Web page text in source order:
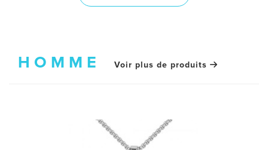
PORTES-CLÉS
HOMME Voir plus de produits